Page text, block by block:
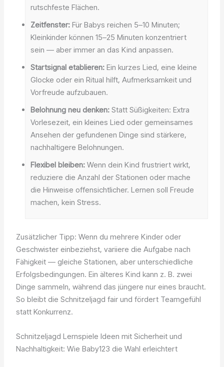
rutschfeste Flächen.
Zeitfenster: Für Babys reichen 5–10 Minuten;
Kleinkinder können 15–25 Minuten konzentriert
sein — aber immer an das Kind anpassen.
Startsignal etablieren: Ein kurzes Lied, eine kleine
Glocke oder ein Ritual hilft, Aufmerksamkeit und
Vorfreude aufzubauen.
Belohnung neu denken: Statt Süßigkeiten: Extra
Vorlesezeit, ein kleines Lied oder gemeinsames
Ansehen der gefundenen Dinge sind stärkere,
nachhaltigere Belohnungen.
Flexibel bleiben: Wenn dein Kind frustriert wirkt,
reduziere die Anzahl der Stationen oder mache
die Hinweise offensichtlicher. Lernen soll Freude
machen, kein Stress.
Zusätzlicher Tipp: Wenn du mehrere Kinder oder
Geschwister einbeziehst, variiere die Aufgabe nach
Fähigkeit — gleiche Stationen, aber unterschiedliche
Erfolgsbedingungen. Ein älteres Kind kann z. B. zwei
Dinge sammeln, während das jüngere nur eines braucht.
So bleibt die Schnitzeljagd fair und fördert Teamgefühl
statt Konkurrenz.
Schnitzeljagd Lernspiele Ideen mit Sicherheit und
Nachhaltigkeit: Wie Baby123 die Wahl erleichtert